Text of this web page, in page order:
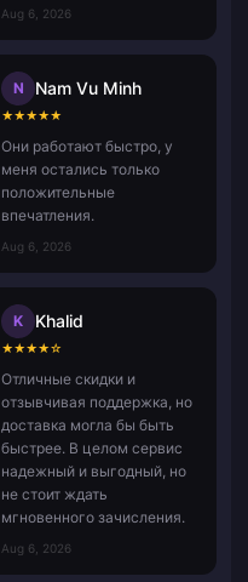
Aug 6, 2026
N Nam Vu Minh
★★★★★
Они работают быстро, у
меня остались только
положительные
впечатления.
Aug 6, 2026
K Khalid
★★★★☆
Отличные скидки и
отзывчивая поддержка, но
доставка могла бы быть
быстрее. В целом сервис
надежный и выгодный, но
не стоит ждать
мгновенного зачисления.
Aug 6, 2026